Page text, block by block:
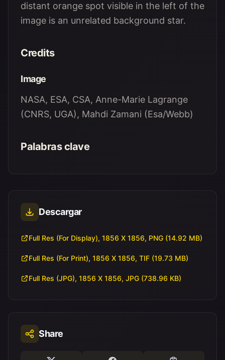
distant orange spot visible in the left of the
image is an unrelated background star.
Credits
Image
NASA, ESA, CSA, Anne-Marie Lagrange
(CNRS, UGA), Mahdi Zamani (Esa/Webb)
Palabras clave
Descargar
Full Res (For Display), 1856 X 1856, PNG (14.92 MB)
Full Res (For Print), 1856 X 1856, TIF (19.73 MB)
Full Res (JPG), 1856 X 1856, JPG (738.96 KB)
Share